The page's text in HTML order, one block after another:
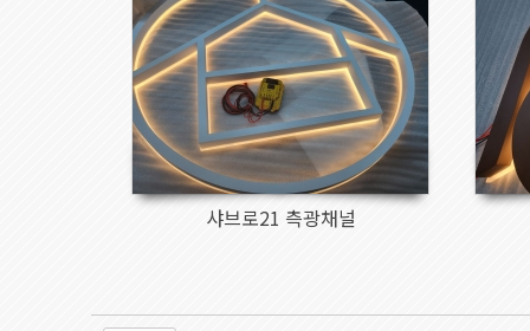
1028
샤브로21 측광채널